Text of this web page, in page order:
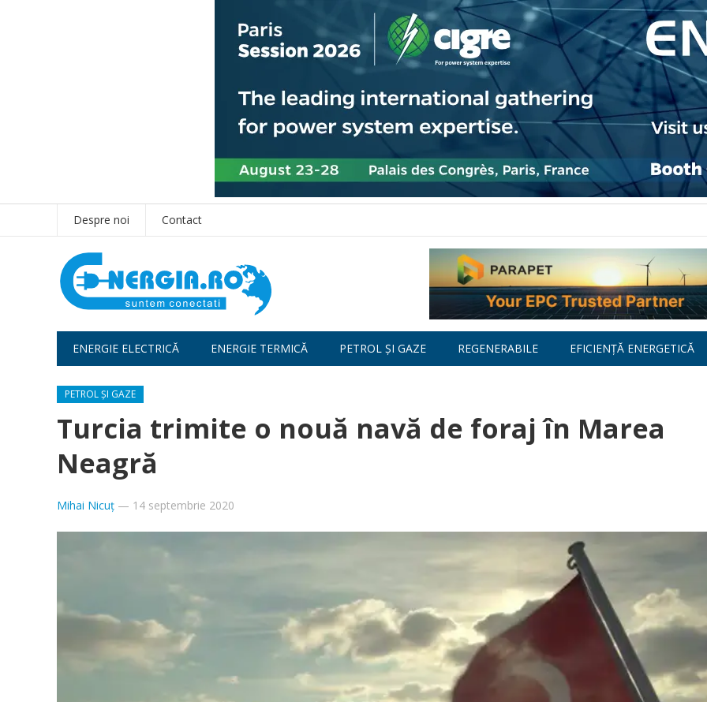
Despre noi Contact
ENERGIE ELECTRICĂ ENERGIE TERMICĂ PETROL ȘI GAZE REGENERABILE EFICIENȚĂ ENERGETICĂ
PETROL ȘI GAZE
Turcia trimite o nouă navă de foraj în Marea
Neagră
Mihai Nicuț — 14 septembrie 2020